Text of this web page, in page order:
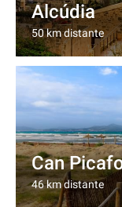
Alcúdia
50 km distante
Can
46 km distante